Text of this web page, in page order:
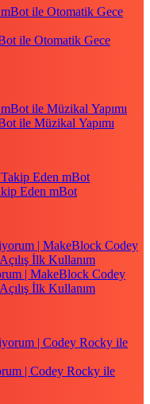
ile Otomatik Gece
ile Müzikal Yapımı
Eden mBot
| MakeBlock Codey
İlk Kullanım
| Codey Rocky ile